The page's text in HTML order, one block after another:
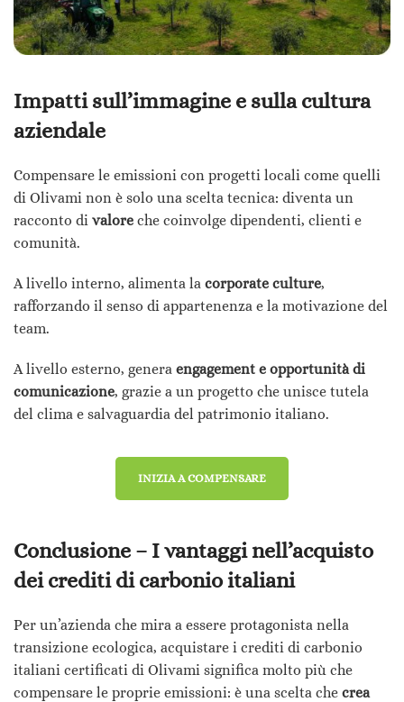
Impatti sull’immagine e sulla cultura
aziendale
Compensare le emissioni con progetti locali come quelli
di Olivami non è solo una scelta tecnica: diventa un
racconto di valore che coinvolge dipendenti, clienti e
comunità.
A livello interno, alimenta la corporate culture,
rafforzando il senso di appartenenza e la motivazione del
team.
A livello esterno, genera engagement e opportunità di
comunicazione, grazie a un progetto che unisce tutela
del clima e salvaguardia del patrimonio italiano.
INIZIA A COMPENSARE
Conclusione – I vantaggi nell’acquisto
dei crediti di carbonio italiani
Per un’azienda che mira a essere protagonista nella
transizione ecologica, acquistare i crediti di carbonio
italiani certificati di Olivami significa molto più che
compensare le proprie emissioni: è una scelta che crea